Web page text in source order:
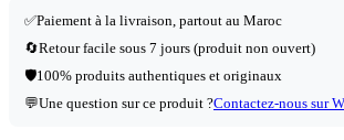
✅Paiement à la livraison, partout au Maroc
🔄Retour facile sous 7 jours (produit non ouvert)
🛡️100% produits authentiques et originaux
💬Une question sur ce produit ?Contactez-nous sur